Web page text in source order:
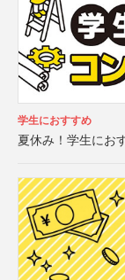
学生におすすめ
夏休み！学生にお